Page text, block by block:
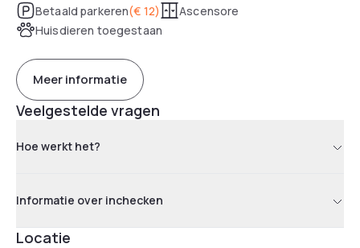
Betaald parkeren(€ 12)
Ascensore
Huisdieren toegestaan
Meer informatie
Veelgestelde vragen
Hoe werkt het?
Informatie over inchecken
Locatie